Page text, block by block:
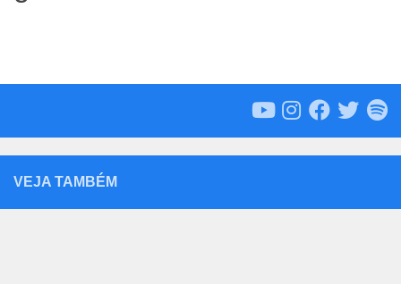
VEJA TAMBÉM